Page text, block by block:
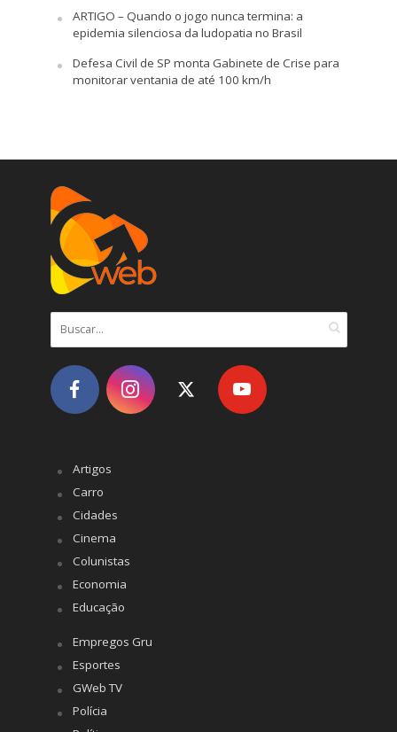
ARTIGO – Quando o jogo nunca termina: a
epidemia silenciosa da ludopatia no Brasil
Defesa Civil de SP monta Gabinete de Crise para
monitorar ventania de até 100 km/h
Artigos
Carro
Cidades
Cinema
Colunistas
Economia
Educação
Empregos Gru
Esportes
GWeb TV
Polícia